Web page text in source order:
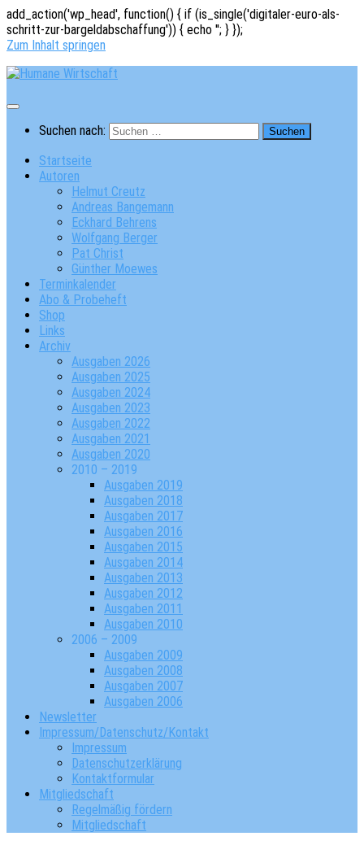
add_action('wp_head', function() { if (is_single('digitaler-euro-als-
schritt-zur-bargeldabschaffung')) { echo ''; } });
Zum Inhalt springen
Suchen nach:
Startseite
Autoren
Helmut Creutz
Andreas Bangemann
Eckhard Behrens
Wolfgang Berger
Pat Christ
Günther Moewes
Terminkalender
Abo & Probeheft
Shop
Links
Archiv
Ausgaben 2026
Ausgaben 2025
Ausgaben 2024
Ausgaben 2023
Ausgaben 2022
Ausgaben 2021
Ausgaben 2020
2010 – 2019
Ausgaben 2019
Ausgaben 2018
Ausgaben 2017
Ausgaben 2016
Ausgaben 2015
Ausgaben 2014
Ausgaben 2013
Ausgaben 2012
Ausgaben 2011
Ausgaben 2010
2006 – 2009
Ausgaben 2009
Ausgaben 2008
Ausgaben 2007
Ausgaben 2006
Newsletter
Impressum/Datenschutz/Kontakt
Impressum
Datenschutzerklärung
Kontaktformular
Mitgliedschaft
Regelmäßig fördern
Mitgliedschaft